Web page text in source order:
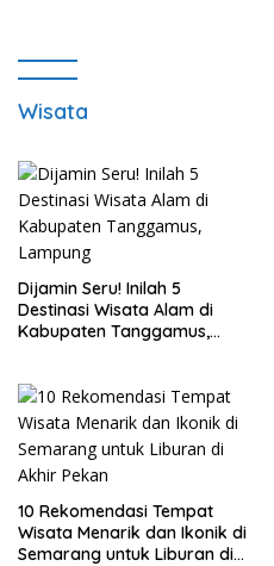
Wisata
Dijamin Seru! Inilah 5
Destinasi Wisata Alam di
Kabupaten Tanggamus,
10 Rekomendasi Tempat
Wisata Menarik dan Ikonik di
Semarang untuk Liburan di